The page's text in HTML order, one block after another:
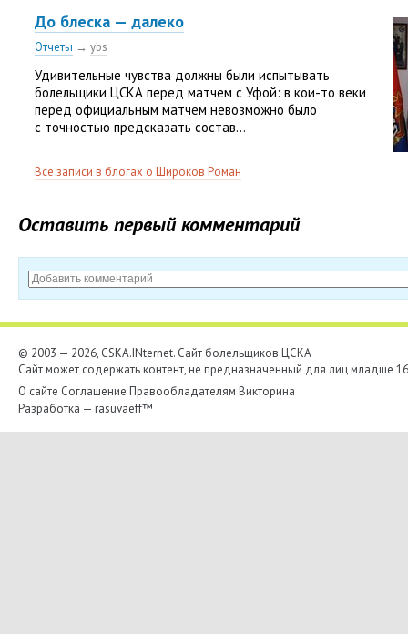
До блеска — далеко
Отчеты → ybs
Удивительные чувства должны были испытывать
болельщики ЦСКА перед матчем с Уфой: в кои-то веки
перед официальным матчем невозможно было
с точностью предсказать состав...
Все записи в блогах о Широков Роман
Оставить первый комментарий
© 2003 — 2026, CSKA.INternet. Cайт болельщиков ЦСКА
Сайт может содержать контент, не предназначенный для лиц младше
О сайте Соглашение Правообладателям Викторина
Разработка — rasuvaeff™